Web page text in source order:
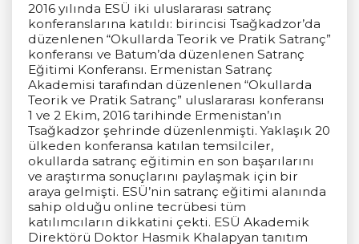
2016 yılında ESÜ iki uluslararası satranç
konferanslarına katıldı: birincisi Tsağkadzor’da
düzenlenen “Okullarda Teorik ve Pratik Satranç”
konferansı ve Batum’da düzenlenen Satranç
Eğitimi Konferansı. Ermenistan Satranç
Akademisi tarafından düzenlenen “Okullarda
Teorik ve Pratik Satranç” uluslararası konferansı
1 ve 2 Ekim, 2016 tarihinde Ermenistan’ın
Tsağkadzor şehrinde düzenlenmişti. Yaklaşık 20
ülkeden konferansa katılan temsilciler,
okullarda satranç eğitimin en son başarılarını
ve araştırma sonuçlarını paylaşmak için bir
araya gelmişti. ESÜ’nin satranç eğitimi alanında
sahip olduğu online tecrübesi tüm
katılımcıların dikkatini çekti. ESÜ Akademik
Direktörü Doktor Hasmik Khalapyan tanıtım